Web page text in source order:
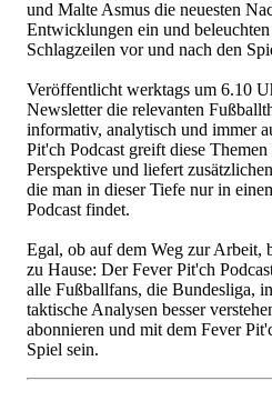
und Malte Asmus die neuesten
Entwicklungen ein und
Schlagzeilen vor und nach den
Veröffentlicht werktags um 6.10
Newsletter die relevanten
informativ, analytisch und immer
Pit'ch Podcast greift diese
Perspektive und liefert
die man in dieser Tiefe nur in
Podcast findet.
Egal, ob auf dem Weg zur Arbeit,
zu Hause: Der Fever Pit'ch
alle Fußballfans, die Bundesliga,
taktische Analysen besser
abonnieren und mit dem Fever
Spiel sein.